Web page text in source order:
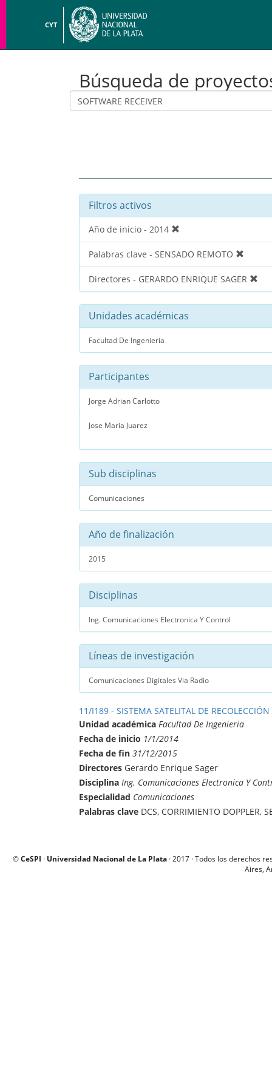
CYT
Búsqueda de
Filtros activos
Año de inicio - 2014
Palabras clave - SENSADO REMOTO
Directores - GERARDO ENRIQUE SAGER
Unidades académicas
Facultad De Ingenieria
Participantes
Jorge Adrian Carlotto
Jose Maria Juarez
Sub disciplinas
Comunicaciones
Año de finalización
2015
Disciplinas
Ing. Comunicaciones Electronica Y Control
Líneas de investigación
Comunicaciones Digitales Via Radio
11/I189 - SISTEMA SATELITAL DE
Unidad académica Facultad De Ingenieria
Fecha de inicio 1/1/2014
Fecha de fin 31/12/2015
Directores Gerardo Enrique Sager
Disciplina Ing. Comunicaciones Electronica Y
Especialidad Comunicaciones
Palabras clave DCS, CORRIMIENTO DOPPLER,
©CeSPI · Universidad Nacional de La Plata · 2017 · Todos los derechos
Aires,